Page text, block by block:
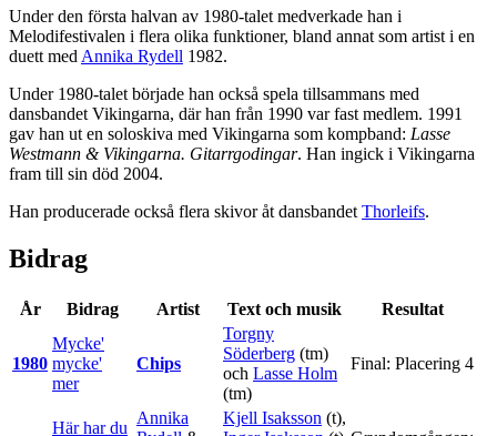
Under den första halvan av 1980-talet medverkade han i
Melodifestivalen i flera olika funktioner, bland annat som artist i en
duett med Annika Rydell 1982.
Under 1980-talet började han också spela tillsammans med
dansbandet Vikingarna, där han från 1990 var fast medlem. 1991
gav han ut en soloskiva med Vikingarna som kompband: Lasse
Westmann & Vikingarna. Gitarrgodingar. Han ingick i Vikingarna
fram till sin död 2004.
Han producerade också flera skivor åt dansbandet Thorleifs.
Bidrag
År Bidrag Artist Text och musik Resultat
1980
Mycke'
mycke'
mer
Chips
Torgny
Söderberg (tm)
och Lasse Holm
(tm)
Final: Placering 4
Här har du
Annika
Kjell Isaksson (t),